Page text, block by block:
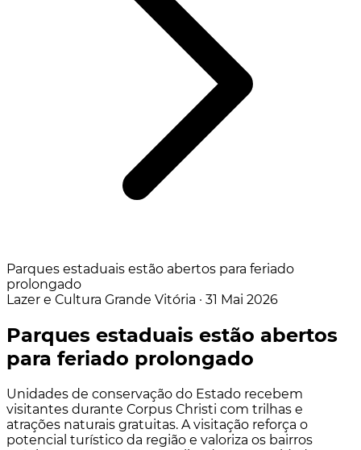
Parques estaduais estão abertos para feriado
prolongado
Lazer e Cultura Grande Vitória · 31 Mai 2026
Parques estaduais estão abertos
para feriado prolongado
Unidades de conservação do Estado recebem
visitantes durante Corpus Christi com trilhas e
atrações naturais gratuitas. A visitação reforça o
potencial turístico da região e valoriza os bairros